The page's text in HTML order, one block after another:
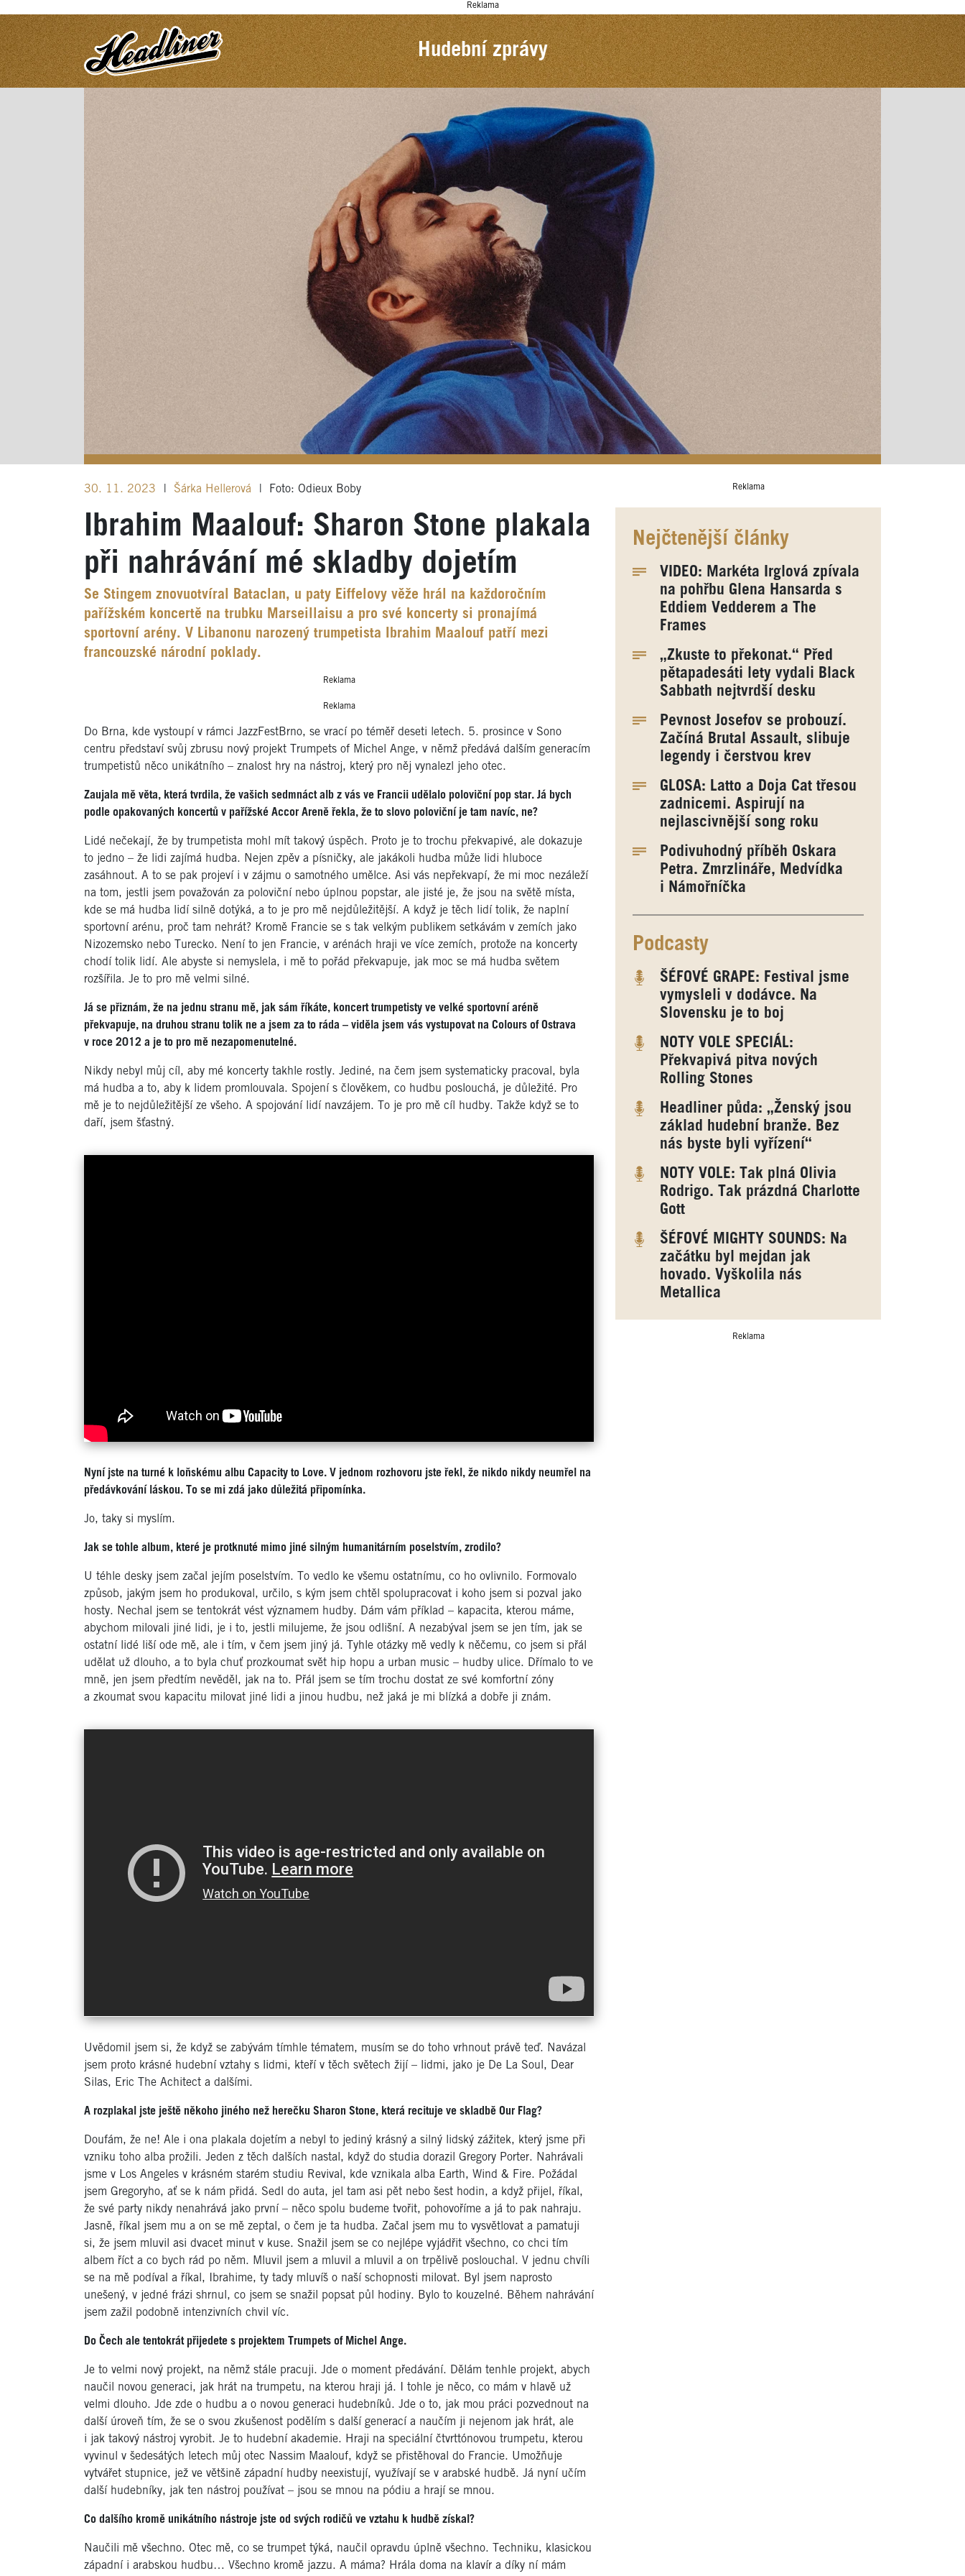
Reklama
Hudební zprávy
30. 11. 2023 Šárka Hellerová Foto: Odieux Boby
Ibrahim Maalouf: Sharon Stone plakala
při nahrávání mé skladby dojetím
Se Stingem znovuotvíral Bataclan, u paty Eiffelovy věže hrál na každoročním
pařížském koncertě na trubku Marseillaisu a pro své koncerty si pronajímá
sportovní arény. V Libanonu narozený trumpetista Ibrahim Maalouf patří mezi
francouzské národní poklady.
Reklama
Reklama
Do Brna, kde vystoupí v rámci JazzFestBrno, se vrací po téměř deseti letech. 5. prosince v Sono
centru představí svůj zbrusu nový projekt Trumpets of Michel Ange, v němž předává dalším generacím
trumpetistů něco unikátního – znalost hry na nástroj, který pro něj vynalezl jeho otec.
Zaujala mě věta, která tvrdila, že vašich sedmnáct alb z vás ve Francii udělalo poloviční pop star. Já bych
podle opakovaných koncertů v pařížské Accor Areně řekla, že to slovo poloviční je tam navíc, ne?
Lidé nečekají, že by trumpetista mohl mít takový úspěch. Proto je to trochu překvapivé, ale dokazuje
to jedno – že lidi zajímá hudba. Nejen zpěv a písničky, ale jakákoli hudba může lidi hluboce
zasáhnout. A to se pak projeví i v zájmu o samotného umělce. Asi vás nepřekvapí, že mi moc nezáleží
na tom, jestli jsem považován za poloviční nebo úplnou popstar, ale jisté je, že jsou na světě místa,
kde se má hudba lidí silně dotýká, a to je pro mě nejdůležitější. A když je těch lidí tolik, že naplní
sportovní arénu, proč tam nehrát? Kromě Francie se s tak velkým publikem setkávám v zemích jako
Nizozemsko nebo Turecko. Není to jen Francie, v arénách hraji ve více zemích, protože na koncerty
chodí tolik lidí. Ale abyste si nemyslela, i mě to pořád překvapuje, jak moc se má hudba světem
rozšířila. Je to pro mě velmi silné.
Já se přiznám, že na jednu stranu mě, jak sám říkáte, koncert trumpetisty ve velké sportovní aréně
překvapuje, na druhou stranu tolik ne a jsem za to ráda – viděla jsem vás vystupovat na Colours of Ostrava
v roce 2012 a je to pro mě nezapomenutelné.
Nikdy nebyl můj cíl, aby mé koncerty takhle rostly. Jediné, na čem jsem systematicky pracoval, byla
má hudba a to, aby k lidem promlouvala. Spojení s člověkem, co hudbu poslouchá, je důležité. Pro
mě je to nejdůležitější ze všeho. A spojování lidí navzájem. To je pro mě cíl hudby. Takže když se to
daří, jsem šťastný.
Nyní jste na turné k loňskému albu Capacity to Love. V jednom rozhovoru jste řekl, že nikdo nikdy neumřel na
předávkování láskou. To se mi zdá jako důležitá připomínka.
Jo, taky si myslím.
Jak se tohle album, které je protknuté mimo jiné silným humanitárním poselstvím, zrodilo?
U téhle desky jsem začal jejím poselstvím. To vedlo ke všemu ostatnímu, co ho ovlivnilo. Formovalo
způsob, jakým jsem ho produkoval, určilo, s kým jsem chtěl spolupracovat i koho jsem si pozval jako
hosty. Nechal jsem se tentokrát vést významem hudby. Dám vám příklad – kapacita, kterou máme,
abychom milovali jiné lidi, je i to, jestli milujeme, že jsou odlišní. A nezabýval jsem se jen tím, jak se
ostatní lidé liší ode mě, ale i tím, v čem jsem jiný já. Tyhle otázky mě vedly k něčemu, co jsem si přál
udělat už dlouho, a to byla chuť prozkoumat svět hip hopu a urban music – hudby ulice. Dřímalo to ve
mně, jen jsem předtím nevěděl, jak na to. Přál jsem se tím trochu dostat ze své komfortní zóny
a zkoumat svou kapacitu milovat jiné lidi a jinou hudbu, než jaká je mi blízká a dobře ji znám.
Uvědomil jsem si, že když se zabývám tímhle tématem, musím se do toho vrhnout právě teď. Navázal
jsem proto krásné hudební vztahy s lidmi, kteří v těch světech žijí – lidmi, jako je De La Soul, Dear
Silas, Eric The Achitect a dalšími.
A rozplakal jste ještě někoho jiného než herečku Sharon Stone, která recituje ve skladbě Our Flag?
Doufám, že ne! Ale i ona plakala dojetím a nebyl to jediný krásný a silný lidský zážitek, který jsme při
vzniku toho alba prožili. Jeden z těch dalších nastal, když do studia dorazil Gregory Porter. Nahrávali
jsme v Los Angeles v krásném starém studiu Revival, kde vznikala alba Earth, Wind & Fire. Požádal
jsem Gregoryho, ať se k nám přidá. Sedl do auta, jel tam asi pět nebo šest hodin, a když přijel, říkal,
že své party nikdy nenahrává jako první – něco spolu budeme tvořit, pohovoříme a já to pak nahraju.
Jasně, říkal jsem mu a on se mě zeptal, o čem je ta hudba. Začal jsem mu to vysvětlovat a pamatuji
si, že jsem mluvil asi dvacet minut v kuse. Snažil jsem se co nejlépe vyjádřit všechno, co chci tím
albem říct a co bych rád po něm. Mluvil jsem a mluvil a mluvil a on trpělivě poslouchal. V jednu chvíli
se na mě podíval a říkal, Ibrahime, ty tady mluvíš o naší schopnosti milovat. Byl jsem naprosto
unešený, v jedné frázi shrnul, co jsem se snažil popsat půl hodiny. Bylo to kouzelné. Během nahrávání
jsem zažil podobně intenzivních chvil víc.
Do Čech ale tentokrát přijedete s projektem Trumpets of Michel Ange.
Je to velmi nový projekt, na němž stále pracuji. Jde o moment předávání. Dělám tenhle projekt, abych
naučil novou generaci, jak hrát na trumpetu, na kterou hraji já. I tohle je něco, co mám v hlavě už
velmi dlouho. Jde zde o hudbu a o novou generaci hudebníků. Jde o to, jak mou práci pozvednout na
další úroveň tím, že se o svou zkušenost podělím s další generací a naučím ji nejenom jak hrát, ale
i jak takový nástroj vyrobit. Je to hudební akademie. Hraji na speciální čtvrttónovou trumpetu, kterou
vyvinul v šedesátých letech můj otec Nassim Maalouf, když se přistěhoval do Francie. Umožňuje
vytvářet stupnice, jež ve většině západní hudby neexistují, využívají se v arabské hudbě. Já nyní učím
další hudebníky, jak ten nástroj používat – jsou se mnou na pódiu a hrají se mnou.
Co dalšího kromě unikátního nástroje jste od svých rodičů ve vztahu k hudbě získal?
Naučili mě všechno. Otec mě, co se trumpet týká, naučil opravdu úplně všechno. Techniku, klasickou
západní i arabskou hudbu… Všechno kromě jazzu. A máma? Hrála doma na klavír a díky ní mám
Reklama
Nejčtenější články
VIDEO: Markéta Irglová zpívala
na pohřbu Glena Hansarda s
Eddiem Vedderem a The
Frames
„Zkuste to překonat.“ Před
pětapadesáti lety vydali Black
Sabbath nejtvrdší desku
Pevnost Josefov se probouzí.
Začíná Brutal Assault, slibuje
legendy i čerstvou krev
GLOSA: Latto a Doja Cat třesou
zadnicemi. Aspirují na
nejlascivnější song roku
Podivuhodný příběh Oskara
Petra. Zmrzlináře, Medvídka
i Námořníčka
Podcasty
ŠÉFOVÉ GRAPE: Festival jsme
vymysleli v dodávce. Na
Slovensku je to boj
NOTY VOLE SPECIÁL:
Překvapivá pitva nových
Rolling Stones
Headliner půda: „Ženský jsou
základ hudební branže. Bez
nás byste byli vyřízení“
NOTY VOLE: Tak plná Olivia
Rodrigo. Tak prázdná Charlotte
Gott
ŠÉFOVÉ MIGHTY SOUNDS: Na
začátku byl mejdan jak
hovado. Vyškolila nás
Metallica
Reklama